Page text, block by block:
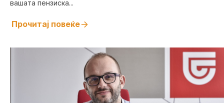
вашата пензиска...
Прочитај повеќе